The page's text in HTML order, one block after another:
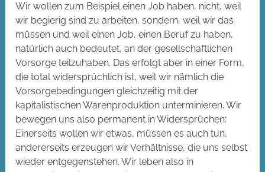
Wir wollen zum Beispiel einen Job haben, nicht, weil
wir begierig sind zu arbeiten, sondern, weil wir das
müssen und weil einen Job, einen Beruf zu haben,
natürlich auch bedeutet, an der gesellschaftlichen
Vorsorge teilzuhaben. Das erfolgt aber in einer Form,
die total widersprüchlich ist, weil wir nämlich die
Vorsorgebedingungen gleichzeitig mit der
kapitalistischen Warenproduktion unterminieren. Wir
bewegen uns also permanent in Widersprüchen:
Einerseits wollen wir etwas, müssen es auch tun,
andererseits erzeugen wir Verhältnisse, die uns selbst
wieder entgegenstehen. Wir leben also in